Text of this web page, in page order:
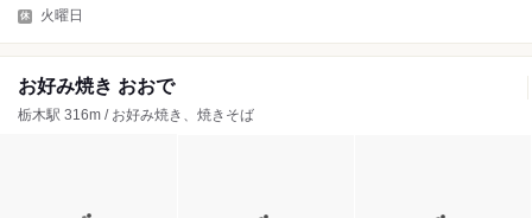
火曜日
お好み焼き おおで
栃木駅 316m / お好み焼き、焼きそば